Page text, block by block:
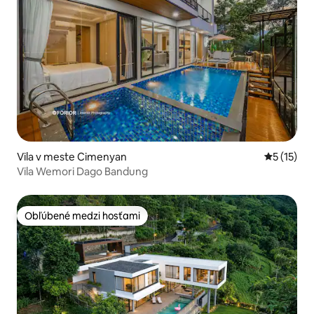
Vila v meste Cimenyan
5 (15)
Vila Wemori Dago Bandung
Obľúbené medzi hosťami
Obľúbené medzi hosťami